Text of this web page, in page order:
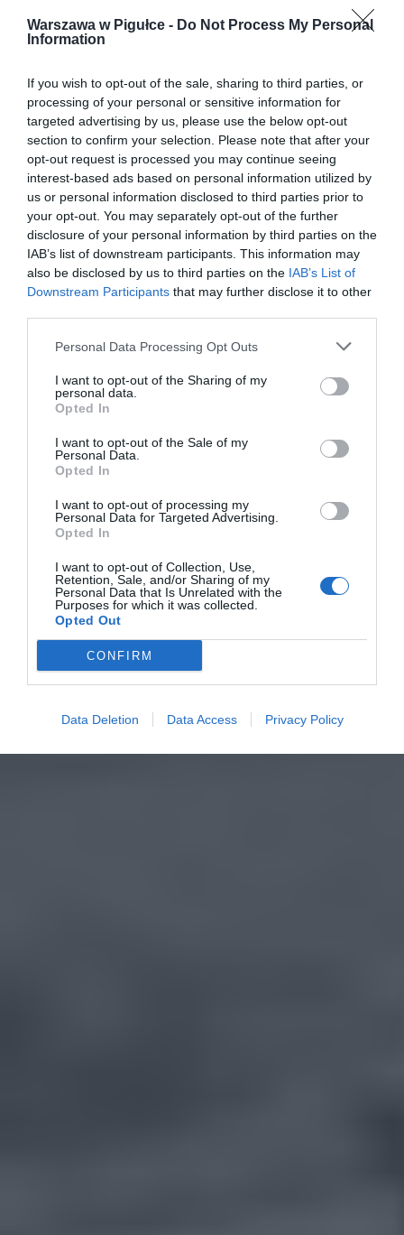
Warszawa w Pigułce - Do Not Process My Personal
Information
If you wish to opt-out of the sale, sharing to third parties, or
processing of your personal or sensitive information for
targeted advertising by us, please use the below opt-out
section to confirm your selection. Please note that after your
opt-out request is processed you may continue seeing
interest-based ads based on personal information utilized by
us or personal information disclosed to third parties prior to
your opt-out. You may separately opt-out of the further
disclosure of your personal information by third parties on the
IAB’s list of downstream participants. This information may
also be disclosed by us to third parties on the IAB’s List of
Downstream Participants that may further disclose it to other
Personal Data Processing Opt Outs
I want to opt-out of the Sharing of my
personal data.
Opted In
I want to opt-out of the Sale of my
Personal Data.
Opted In
I want to opt-out of processing my
Personal Data for Targeted Advertising.
Opted In
I want to opt-out of Collection, Use,
Retention, Sale, and/or Sharing of my
Personal Data that Is Unrelated with the
Purposes for which it was collected.
Opted Out
CONFIRM
Data Deletion Data Access Privacy Policy